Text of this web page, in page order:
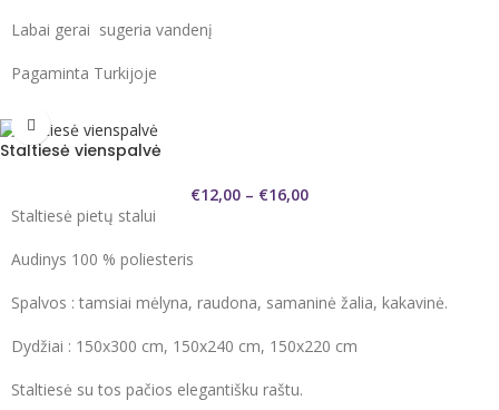
Labai gerai sugeria vandenį
Pagaminta Turkijoje
Staltiesė vienspalvė
€12,00 – €16,00
Staltiesė pietų stalui
Audinys 100 % poliesteris
Spalvos : tamsiai mėlyna, raudona, samaninė žalia, kakavinė.
Dydžiai : 150x300 cm, 150x240 cm, 150x220 cm
Staltiesė su tos pačios elegantišku raštu.